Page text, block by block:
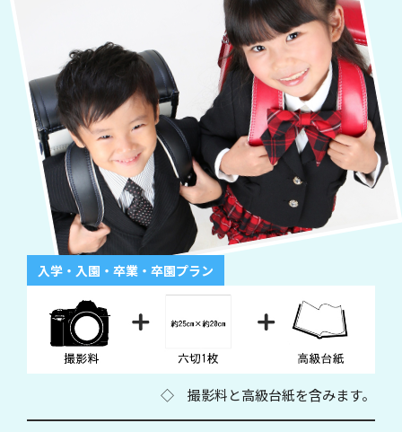
入学・入園・卒業・卒園プラン
◇ 撮影料と高級台紙を含みます。